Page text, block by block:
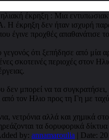
έγινε προχθές
ότι ξεπήδησε από μία
σκοτεινές περιοχές στον
δεν μπορεί να τα
από τον Ηλιο προς τη Γη µε
νετρόνια αλλά και χηµικά
τα δορυφορικά δίκτυα
by: annamaroulia | Date: